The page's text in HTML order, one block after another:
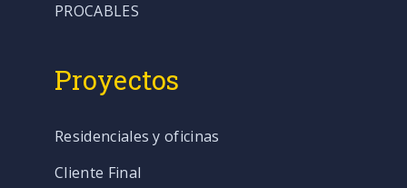
PROCABLES
Proyectos
Residenciales y oficinas
Cliente Final